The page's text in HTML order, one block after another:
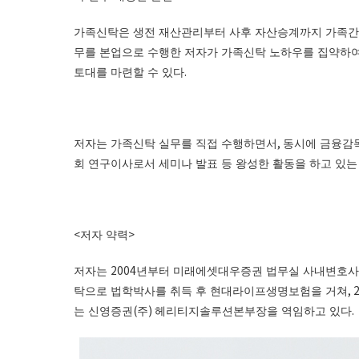
가족신탁은 생전 재산관리부터 사후 자산승계까지 가족
무를 본업으로 수행한 저자가 가족신탁 노하우를 집약하
토대를 마련할 수 있다.
저자는 가족신탁 실무를 직접 수행하면서 , 동시에 금융감
회 연구이사로서 세미나 발표 등 왕성한 활동을 하고 있
<저자 약력 >
저자는 2004년부터 미래에셋대우증권 법무실 사내변호
탁으로 법학박사를 취득 후 현대라이프생명보험을 거쳐 ,
는 신영증권 (주) 헤리티지솔루션본부장을 역임하고 있다.